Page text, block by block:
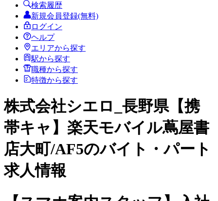
検索履歴
新規会員登録(無料)
ログイン
ヘルプ
エリアから探す
駅から探す
職種から探す
特徴から探す
株式会社シエロ_長野県【携
帯キャ】楽天モバイル蔦屋書
店大町/AF5のバイト・パート
求人情報